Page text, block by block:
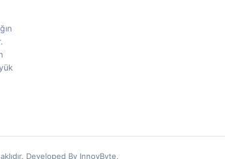
Developed By InnovByte.